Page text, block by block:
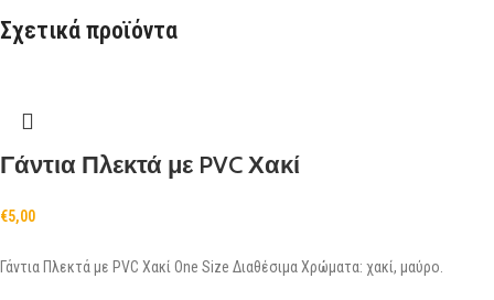
Σχετικά προϊόντα
Γάντια Πλεκτά με PVC Χακί
€5,00
Γάντια Πλεκτά με PVC Χακί One Size Διαθέσιμα Χρώματα: χακί, μαύρο.